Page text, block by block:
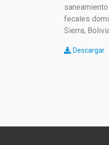
fecales
Sierra,
Descargar